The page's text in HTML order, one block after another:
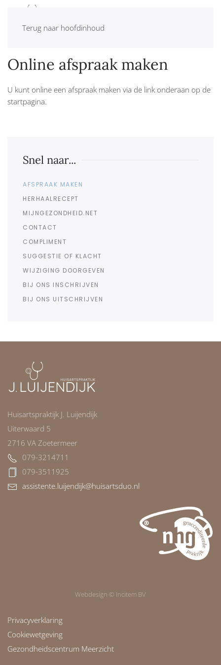
Terug naar hoofdinhoud
Online afspraak maken
U kunt online een afspraak maken via de link onderaan op de
startpagina.
Snel naar...
AFSPRAAK MAKEN
HERHAALRECEPT
MIJNGEZONDHEID.NET
CONTACT
COMPLIMENT
SUGGESTIE OF KLACHT
WIJZIGING DOORGEVEN
BIJ ONS INSCHRIJVEN
BIJ ONS UITSCHRIJVEN
Huisartspraktijk J. Luijendijk
Uiterwaard 5
2716 VA Zoetermeer
079-3214711
079-3511925
assistente.luijendijk@huisartsduo.nl
Webdesign © Incitem BV
Privacyverklaring
Cookiewetgeving
Gezondheidscentrum Meerzicht